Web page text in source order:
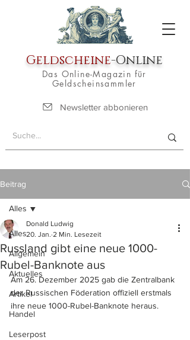
Geldscheine-Online
Das Online-Magazin für
Geldscheinsammler
Newsletter abbonieren
Beitrag
Alles
Allgemein
Aktuelles
Artikel
Handel
Leserpost
Alles
Russland gibt eine neue 1000-
Rubel-Banknote aus
Donald Ludwig
20. Jan. 2 Min. Lesezeit
Am 26. Dezember 2025 gab die Zentralbank
der Russischen Föderation offiziell erstmals
ihre neue 1000-Rubel-Banknote heraus.